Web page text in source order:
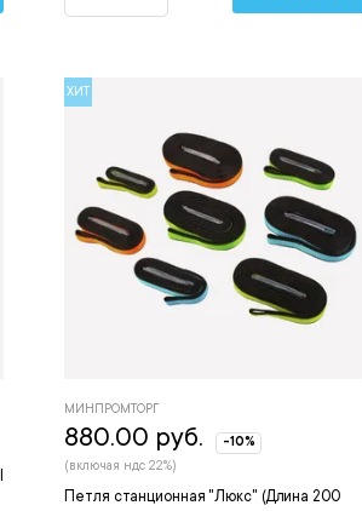
ХИТ
Петля станционная "Люкс" (Длина 200
МИНПРОМТОРГ
880.00 руб.
-10%
(включая ндс 22%)